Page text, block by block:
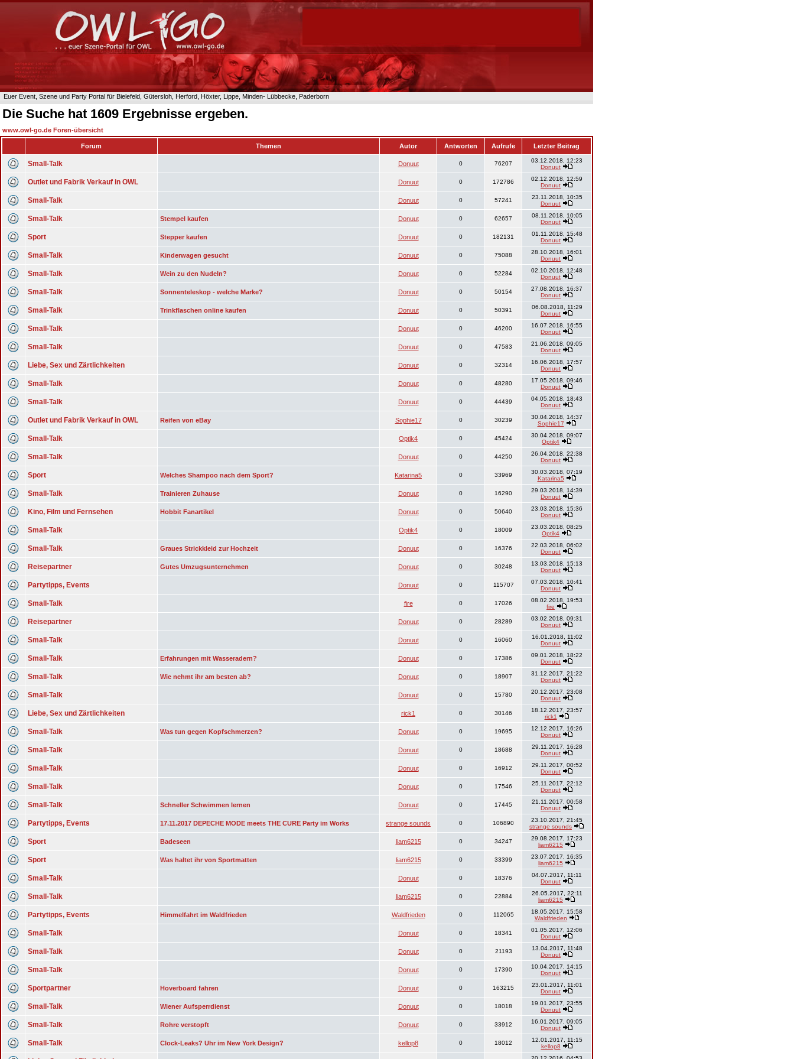
Euer Event, Szene und Party Portal für Bielefeld, Gütersloh, Herford, Höxter, Lippe, Minden- Lübbecke, Paderborn
Die Suche hat 1609 Ergebnisse ergeben.
www.owl-go.de Foren-übersicht
Forum Themen Autor Antworten Aufrufe Letzter Beitrag
Small-Talk Donuut 0 76207
03.12.2018, 12:23
Donuut
Outlet und Fabrik Verkauf in OWL Donuut 0 172786
02.12.2018, 12:59
Donuut
Small-Talk Donuut 0 57241
23.11.2018, 10:35
Donuut
Small-Talk Stempel kaufen Donuut 0 62657
08.11.2018, 10:05
Donuut
Sport Stepper kaufen Donuut 0 182131
01.11.2018, 15:48
Donuut
Small-Talk Kinderwagen gesucht Donuut 0 75088
28.10.2018, 16:01
Donuut
Small-Talk Wein zu den Nudeln? Donuut 0 52284
02.10.2018, 12:48
Donuut
Small-Talk Sonnenteleskop - welche Marke? Donuut 0 50154
27.08.2018, 16:37
Donuut
Small-Talk Trinkflaschen online kaufen Donuut 0 50391
06.08.2018, 11:29
Donuut
Small-Talk Donuut 0 46200
16.07.2018, 16:55
Donuut
Small-Talk Donuut 0 47583
21.06.2018, 09:05
Donuut
Liebe, Sex und Zärtlichkeiten Donuut 0 32314
16.06.2018, 17:57
Donuut
Small-Talk Donuut 0 48280
17.05.2018, 09:46
Donuut
Small-Talk Donuut 0 44439
04.05.2018, 18:43
Donuut
Outlet und Fabrik Verkauf in OWL Reifen von eBay Sophie17 0 30239
30.04.2018, 14:37
Sophie17
Small-Talk Optik4 0 45424
30.04.2018, 09:07
Optik4
Small-Talk Donuut 0 44250
26.04.2018, 22:38
Donuut
Sport Welches Shampoo nach dem Sport? Katarina5 0 33969
30.03.2018, 07:19
Katarina5
Small-Talk Trainieren Zuhause Donuut 0 16290
29.03.2018, 14:39
Donuut
Kino, Film und Fernsehen Hobbit Fanartikel Donuut 0 50640
23.03.2018, 15:36
Donuut
Small-Talk Optik4 0 18009
23.03.2018, 08:25
Optik4
Small-Talk Graues Strickkleid zur Hochzeit Donuut 0 16376
22.03.2018, 06:02
Donuut
Reisepartner Gutes Umzugsunternehmen Donuut 0 30248
13.03.2018, 15:13
Donuut
Partytipps, Events Donuut 0 115707
07.03.2018, 10:41
Donuut
Small-Talk fire 0 17026
08.02.2018, 19:53
fire
Reisepartner Donuut 0 28289
03.02.2018, 09:31
Donuut
Small-Talk Donuut 0 16060
16.01.2018, 11:02
Donuut
Small-Talk Erfahrungen mit Wasseradern? Donuut 0 17386
09.01.2018, 18:22
Donuut
Small-Talk Wie nehmt ihr am besten ab? Donuut 0 18907
31.12.2017, 21:22
Donuut
Small-Talk Donuut 0 15780
20.12.2017, 23:08
Donuut
Liebe, Sex und Zärtlichkeiten rick1 0 30146
18.12.2017, 23:57
rick1
Small-Talk Was tun gegen Kopfschmerzen? Donuut 0 19695
12.12.2017, 16:26
Donuut
Small-Talk Donuut 0 18688
29.11.2017, 16:28
Donuut
Small-Talk Donuut 0 16912
29.11.2017, 00:52
Donuut
Small-Talk Donuut 0 17546
25.11.2017, 22:12
Donuut
Small-Talk Schneller Schwimmen lernen Donuut 0 17445
21.11.2017, 00:58
Donuut
Partytipps, Events 17.11.2017 DEPECHE MODE meets THE CURE Party im Works strange sounds 0 106890
23.10.2017, 21:45
strange sounds
Sport Badeseen liam6215 0 34247
29.08.2017, 17:23
liam6215
Sport Was haltet ihr von Sportmatten liam6215 0 33399
23.07.2017, 16:35
liam6215
Small-Talk Donuut 0 18376
04.07.2017, 11:11
Donuut
Small-Talk liam6215 0 22884
26.05.2017, 22:11
liam6215
Partytipps, Events Himmelfahrt im Waldfrieden Waldfrieden 0 112065
18.05.2017, 15:58
Waldfrieden
Small-Talk Donuut 0 18341
01.05.2017, 12:06
Donuut
Small-Talk Donuut 0 21193
13.04.2017, 11:48
Donuut
Small-Talk Donuut 0 17390
10.04.2017, 14:15
Donuut
Sportpartner Hoverboard fahren Donuut 0 163215
23.01.2017, 11:01
Donuut
Small-Talk Wiener Aufsperrdienst Donuut 0 18018
19.01.2017, 23:55
Donuut
Small-Talk Rohre verstopft Donuut 0 33912
16.01.2017, 09:05
Donuut
Small-Talk Clock-Leaks? Uhr im New York Design? kellop8 0 18012
12.01.2017, 11:15
kellop8